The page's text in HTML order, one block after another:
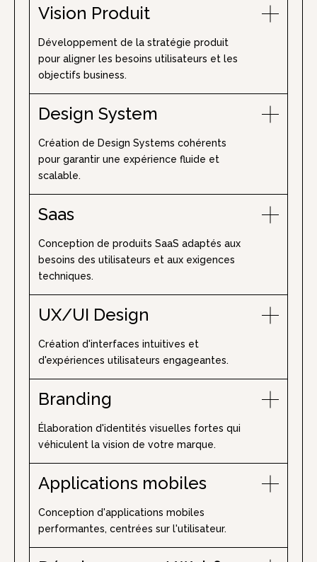
Vision Produit
Développement de la stratégie produit
pour aligner les besoins utilisateurs et les
objectifs business.
Design System
Création de Design Systems cohérents
pour garantir une expérience fluide et
scalable.
Saas
Conception de produits SaaS adaptés aux
besoins des utilisateurs et aux exigences
techniques.
UX/UI Design
Création d'interfaces intuitives et
d'expériences utilisateurs engageantes.
Branding
Élaboration d'identités visuelles fortes qui
véhiculent la vision de votre marque.
Applications mobiles
Conception d'applications mobiles
performantes, centrées sur l'utilisateur.